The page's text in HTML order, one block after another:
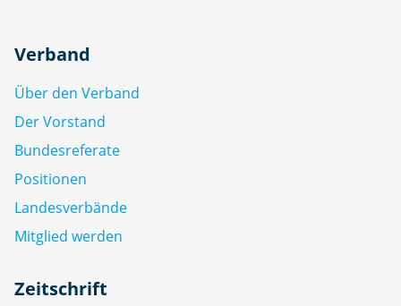
Verband
Über den Verband
Der Vorstand
Bundesreferate
Positionen
Landesverbände
Mitglied werden
Zeitschrift